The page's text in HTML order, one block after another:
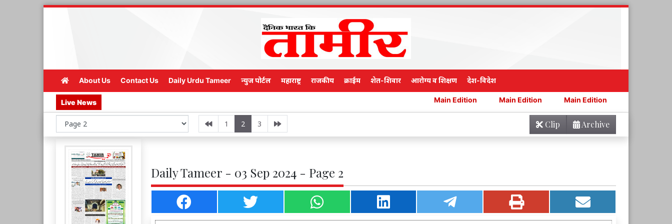
About Us Contact Us Daily Urdu Tameer न्युज पोर्टल महाराष्ट्र राजकीय क्राईम शेत-शिवार आरोग्य व शिक्षण देश-विदेश
Live News Main Edition Main Edition Main Edition Main Edition
1 2 3 Archive
Clip
Daily Tameer - 03 Sep 2024 - Page 2